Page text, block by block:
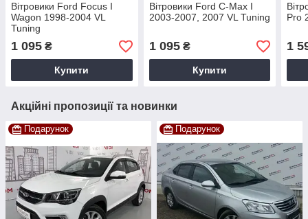
Вітровики Ford Focus I
Wagon 1998-2004 VL
Tuning
1 095 ₴
Купити
Вітровики Ford C-Мах I
2003-2007, 2007 VL Tuning
1 095₴
Купити
Pro
1
Акційні пропозиції та новинки
Подарунок Подарунок